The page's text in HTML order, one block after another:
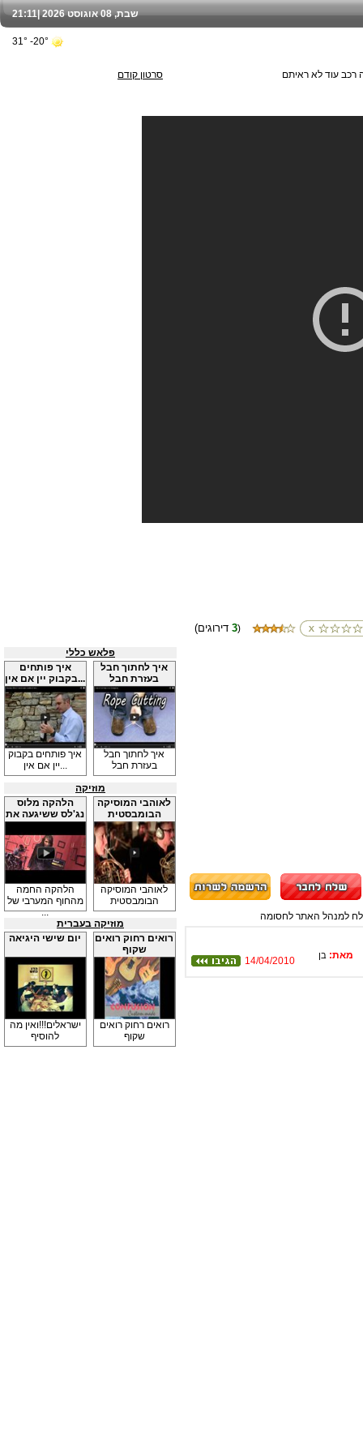
סרטון קודם רכב עוד לא ראיתם
3)
פלאש כללי
איך פותחים
בקבוק יין אם אין...
איך פותחים בקבוק
יין אם אין...
איך לחתוך חבל
בעזרת חבל
איך לחתוך חבל
בעזרת חבל
מוזיקה
הלהקה מלוס
נג'לס ששיגעה את
...
הלהקה החמה
מהחוף המערבי של
...
לאוהבי המוסיקה
הבומבסטית
לאוהבי המוסיקה
הבומבסטית
מוזיקה בעברית
יום שישי היגיאה
ישראלים!!!ואין מה
להוסיף
רואים רחוק רואים
שקוף
רואים רחוק רואים
שקוף
למנהל האתר לחסומה
14/04/2010 מאת: בן
21:11 שבת, 08 אוגוסט 2026 |
20°- 31°